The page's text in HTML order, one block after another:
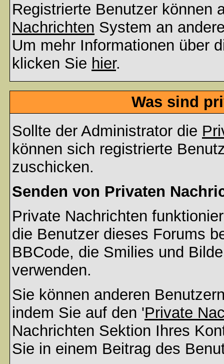
Registrierte Benutzer können
Nachrichten System an
Um mehr Informationen über
klicken Sie hier.
Was sind
Sollte der Administrator die
können sich registrierte
zuschicken.
Senden von Privaten
Private Nachrichten
die Benutzer dieses Forums
BBCode, die Smilies und
verwenden.
Sie können anderen
indem Sie auf den 'Private
Nachrichten Sektion Ihres
Sie in einem Beitrag des